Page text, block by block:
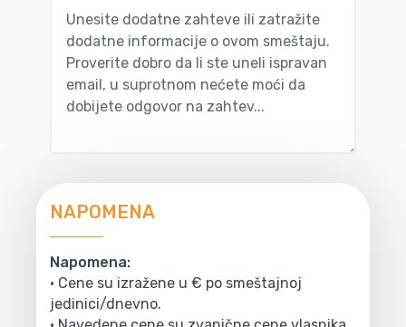
NAPOMENA
Napomena:
• Cene su izražene u € po smeštajnoj
jedinici/dnevno.